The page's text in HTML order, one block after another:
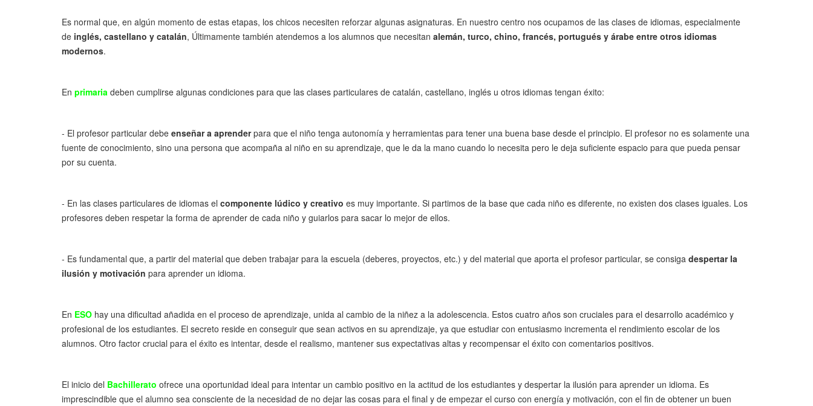
Es normal que, en algún momento de estas etapas, los chicos necesiten reforzar algunas asignaturas. En nuestro centro nos ocupamos de las clases de idiomas, especialmente
de inglés, castellano y catalán, Últimamente también atendemos a los alumnos que necesitan alemán, turco, chino, francés, portugués y árabe entre otros idiomas
modernos.
En primaria deben cumplirse algunas condiciones para que las clases particulares de catalán, castellano, inglés u otros idiomas tengan éxito:
- El profesor particular debe enseñar a aprenderpara que el niño tenga autonomía y herramientas para tener una buena base desde el principio. El profesor no es solamente una
fuente de conocimiento, sino una persona que acompaña al niño en su aprendizaje, que le da la mano cuando lo necesita pero le deja suficiente espacio para que pueda pensar
por su cuenta.
- En las clases particulares de idiomas el componente lúdico y creativo es muy importante. Si partimos de la base que cada niño es diferente, no existen dos clases iguales. Los
profesores deben respetar la forma de aprender de cada niño y guiarlos para sacar lo mejor de ellos.
- Es fundamental que, a partir del material que deben trabajar para la escuela (deberes, proyectos, etc.) y del material que aporta el profesor particular, se consiga despertar la
ilusión y motivación para aprender un idioma.
En ESO hay una dificultad añadida en el proceso de aprendizaje, unida al cambio de la niñez a la adolescencia. Estos cuatro años son cruciales para el desarrollo académico y
profesional de los estudiantes. El secreto reside en conseguir que sean activos en su aprendizaje, ya que estudiar con entusiasmo incrementa el rendimiento escolar de los
alumnos. Otro factor crucial para el éxito es intentar, desde el realismo, mantener sus expectativas altas y recompensar el éxito con comentarios positivos.
El inicio del Bachillerato ofrece una oportunidad ideal para intentar un cambio positivo en la actitud de los estudiantes y despertar la ilusión para aprender un idioma. Es
imprescindible que el alumno sea consciente de la necesidad de no dejar las cosas para el final y de empezar el curso con energía y motivación, con el fin de obtener un buen